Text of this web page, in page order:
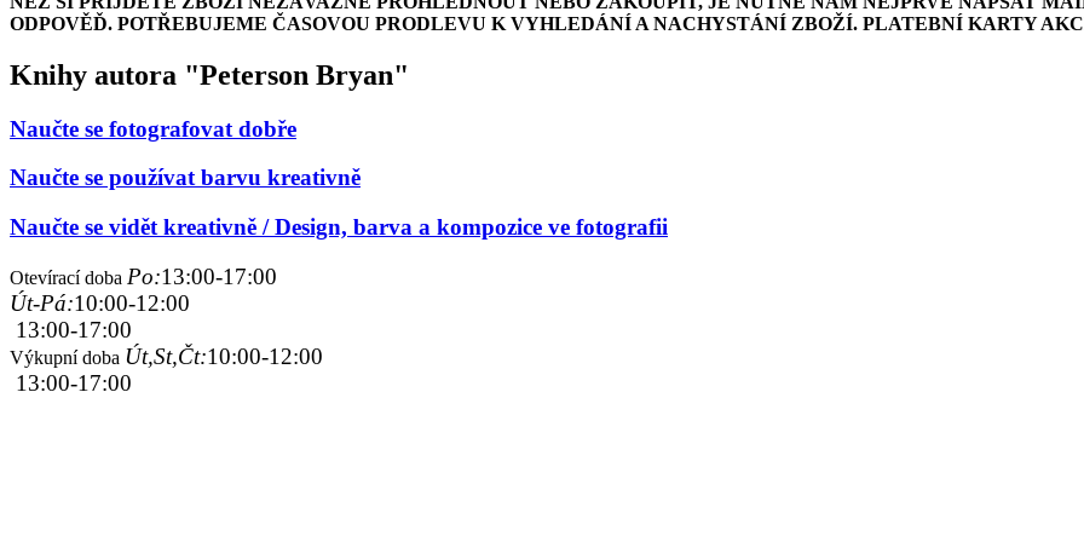
ODPOVĚĎ. POTŘEBUJEME ČASOVOU PRODLEVU K VYHLEDÁNÍ A NACHYSTÁNÍ ZBOŽÍ. PLATEBNÍ KARTY
Knihy autora "Peterson Bryan"
Naučte se fotografovat dobře
Naučte se používat barvu kreativně
Naučte se vidět kreativně / Design, barva a kompozice ve fotografii
Otevírací doba Po:13:00-17:00
Út-Pá:10:00-12:00
13:00-17:00
Výkupní doba Út,St,Čt:10:00-12:00
13:00-17:00